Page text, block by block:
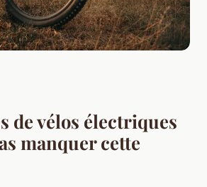
de vélos électriques
manquer cette